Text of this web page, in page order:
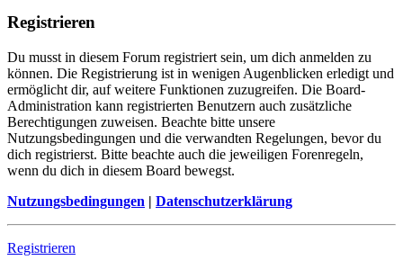
Registrieren
Du musst in diesem Forum registriert sein, um dich anmelden zu
können. Die Registrierung ist in wenigen Augenblicken erledigt und
ermöglicht dir, auf weitere Funktionen zuzugreifen. Die Board-
Administration kann registrierten Benutzern auch zusätzliche
Berechtigungen zuweisen. Beachte bitte unsere
Nutzungsbedingungen und die verwandten Regelungen, bevor du
dich registrierst. Bitte beachte auch die jeweiligen Forenregeln,
wenn du dich in diesem Board bewegst.
Nutzungsbedingungen | Datenschutzerklärung
Registrieren